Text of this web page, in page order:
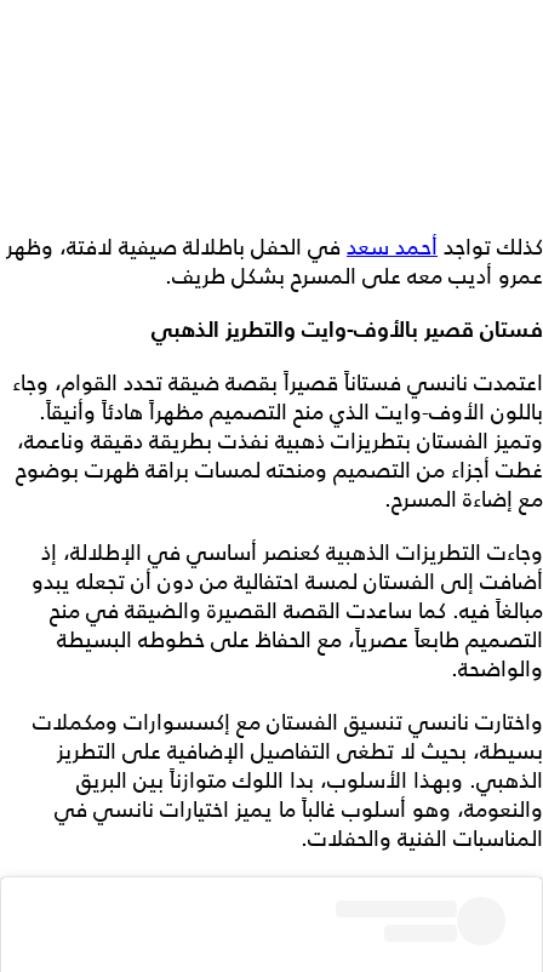
كذلك تواجدأحمد سعدفي الحفل باطلالة صيفية لافتة، وظهر
عمرو أديب معه على المسرح بشكل طريف.
فستان قصير بالأوف-وايت والتطريز الذهبي
اعتمدت نانسي فستاناً قصيراً بقصة ضيقة تحدد القوام، وجاء
باللون الأوف-وايت الذي منح التصميم مظهراً هادئاً وأنيقاً.
وتميز الفستان بتطريزات ذهبية نفذت بطريقة دقيقة وناعمة،
غطت أجزاء من التصميم ومنحته لمسات براقة ظهرت بوضوح
مع إضاءة المسرح.
وجاءت التطريزات الذهبية كعنصر أساسي في الإطلالة، إذ
أضافت إلى الفستان لمسة احتفالية من دون أن تجعله يبدو
مبالغاً فيه. كما ساعدت القصة القصيرة والضيقة في منح
التصميم طابعاً عصرياً، مع الحفاظ على خطوطه البسيطة
والواضحة.
واختارت نانسي تنسيق الفستان مع إكسسوارات ومكملات
بسيطة، بحيث لا تطغى التفاصيل الإضافية على التطريز
الذهبي. وبهذا الأسلوب، بدا اللوك متوازناً بين البريق
والنعومة، وهو أسلوب غالباً ما يميز اختيارات نانسي في
المناسبات الفنية والحفلات.